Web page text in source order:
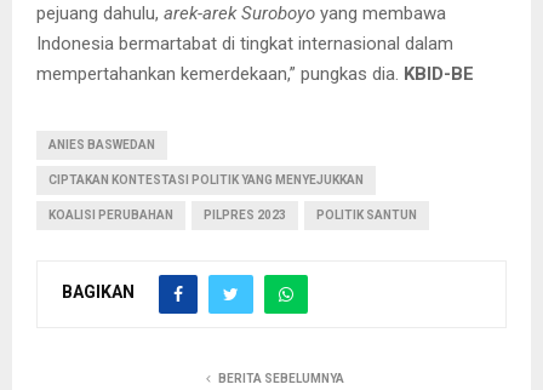
pejuang dahulu, arek-arek Suroboyo yang membawa
Indonesia bermartabat di tingkat internasional dalam
mempertahankan kemerdekaan,” pungkas dia. KBID-BE
ANIES BASWEDAN
CIPTAKAN KONTESTASI POLITIK YANG MENYEJUKKAN
KOALISI PERUBAHAN PILPRES 2023 POLITIK SANTUN
BAGIKAN
BERITA SEBELUMNYA